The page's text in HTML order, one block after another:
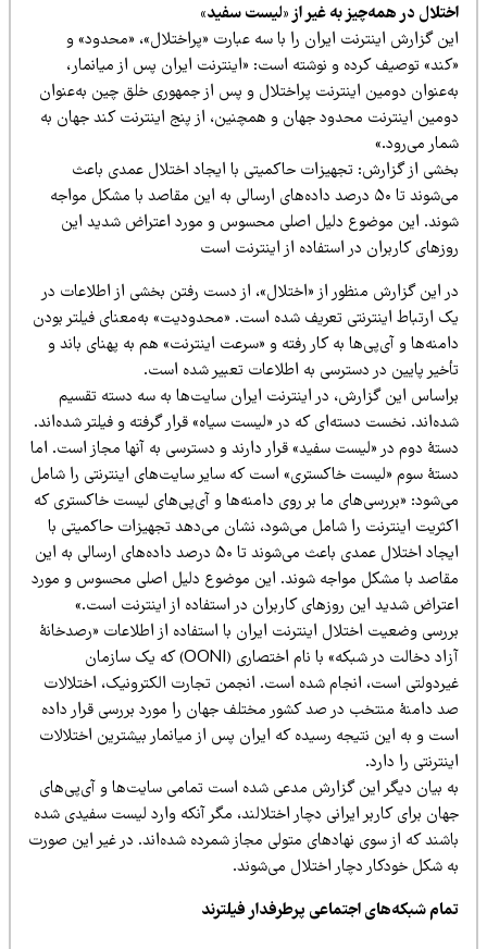
در همه‌چیز به غیر از «لیست سفید»
گزارش اینترنت ایران را با سه عبارت «پراختلال»، «محدود» و
توصیف کرده و نوشته است: «اینترنت ایران پس از میانمار،
دومین اینترنت پراختلال و پس از جمهوری خلق چین به‌عنوان
اینترنت محدود جهان و همچنین، از پنج اینترنت کند جهان به
می‌رود.»
از گزارش: تجهیزات حاکمیتی با ایجاد اختلال عمدی باعث
می‌شوند تا ۵۰ درصد داده‌های ارسالی به این مقاصد با مشکل مواجه
این موضوع دلیل اصلی محسوس و مورد اعتراض شدید این
کاربران در استفاده از اینترنت است
این گزارش منظور از «اختلال»، از دست رفتن بخشی از اطلاعات در
ارتباط اینترنتی تعریف شده است. «محدودیت» به‌معنای فیلتر بودن
و آی‌پی‌ها به کار رفته و «سرعت اینترنت» هم به پهنای باند و
پایین در دسترسی به اطلاعات تعبیر شده است.
این گزارش، در اینترنت ایران سایت‌ها به سه دسته تقسیم
نخست دسته‌ای که در «لیست سیاه» قرار گرفته و فیلتر شده‌اند.
دوم در «لیست سفید» قرار دارند و دسترسی به آنها مجاز است. اما
سوم «لیست خاکستری» است که سایر سایت‌های اینترنتی را شامل
«بررسی‌های ما بر روی دامنه‌ها و آی‌پی‌های لیست خاکستری که
اینترنت را شامل می‌شود، نشان می‌دهد تجهیزات حاکمیتی با
ایجاد اختلال عمدی باعث می‌شوند تا ۵۰ درصد داده‌های ارسالی به این
با مشکل مواجه شوند. این موضوع دلیل اصلی محسوس و مورد
شدید این روزهای کاربران در استفاده از اینترنت است.»
وضعیت اختلال اینترنت ایران با استفاده از اطلاعات «رصدخانۀ
آزاد دخالت در شبکه» با نام اختصاری (OONI) که یک سازمان
است، انجام شده است. انجمن تجارت الکترونیک، اختلالات
دامنۀ منتخب در صد کشور مختلف جهان را مورد بررسی قرار داده
و به این نتیجه رسیده که ایران پس از میانمار بیشترین اختلالات
را دارد.
بیان دیگر این گزارش مدعی شده است تمامی سایت‌ها و آی‌پی‌های
برای کاربر ایرانی دچار اختلالند، مگر آنکه وارد لیست سفیدی شده
که از سوی نهادهای متولی مجاز شمرده شده‌اند. در غیر این صورت
شکل خودکار دچار اختلال می‌شوند.
شبکه‌های اجتماعی پرطرفدار فیلترند